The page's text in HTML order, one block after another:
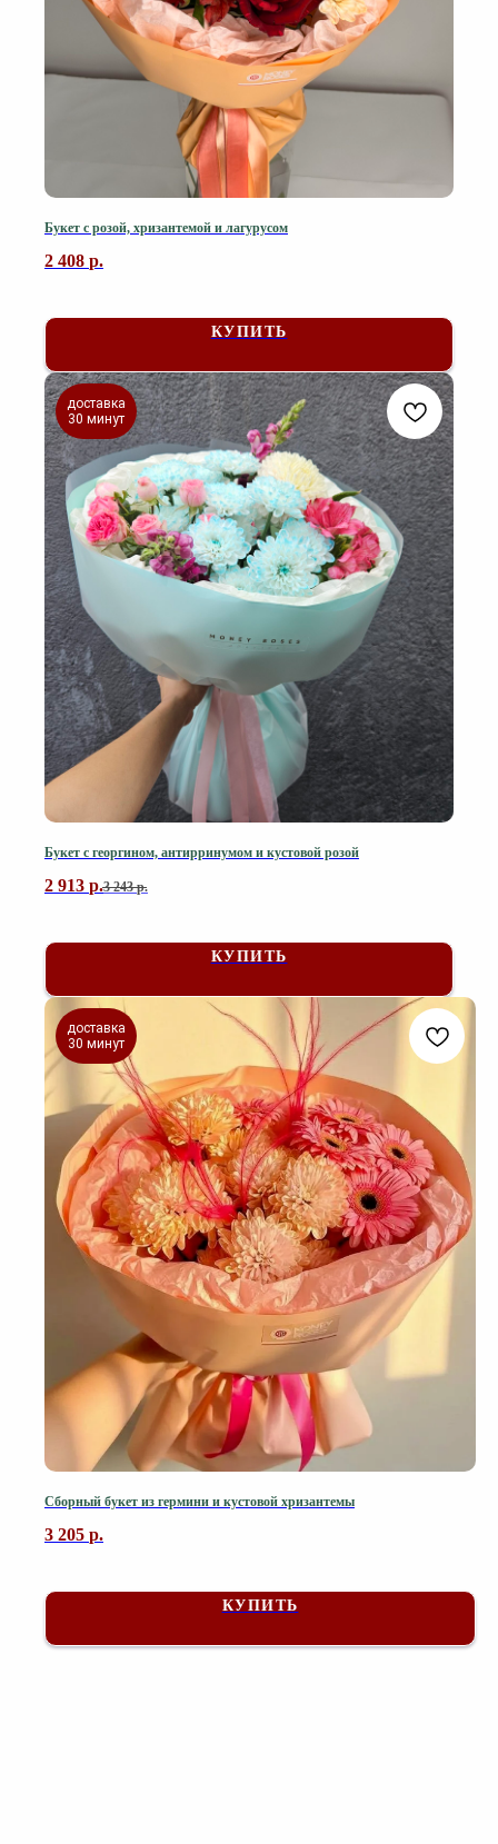
Букет с розой, хризантемой и лагурусом
2 408 р.
КУПИТЬ
доставка
30 минут
Букет с георгином, антирринумом и кустовой розой
2 913 р.3 243 р.
КУПИТЬ
доставка
30 минут
Сборный букет из гермини и кустовой хризантемы
3 205 р.
КУПИТЬ